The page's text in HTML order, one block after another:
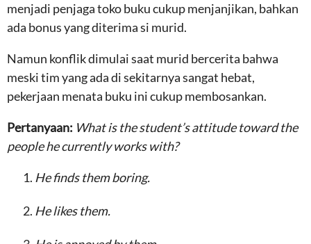
menjadi penjaga toko buku cukup menjanjikan, bahkan
ada bonus yang diterima si murid.
Namun konflik dimulai saat murid bercerita bahwa
meski tim yang ada di sekitarnya sangat hebat,
pekerjaan menata buku ini cukup membosankan.
Pertanyaan: What is the student’s attitude toward the
people he currently works with?
He finds them boring.
He likes them.